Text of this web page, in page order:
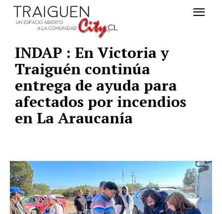
INDAP : En Victoria y
Traiguén continúa
entrega de ayuda para
afectados por incendios
en La Araucanía